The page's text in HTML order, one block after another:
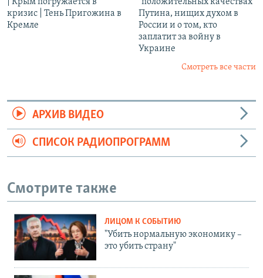
кризис | Тень Пригожина в
Кремле
Путина, нищих духом в
России и о том, кто
заплатит за войну в
Украине
Смотреть все части
АРХИВ ВИДЕО
СПИСОК РАДИОПРОГРАММ
Смотрите также
ЛИЦОМ К СОБЫТИЮ
"Убить нормальную экономику –
это убить страну"